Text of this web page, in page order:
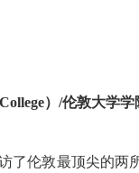
） /伦敦大学学
了伦敦最顶尖的两